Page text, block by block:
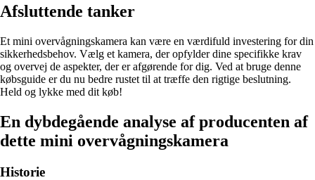
Afsluttende tanker
Et mini overvågningskamera kan være en værdifuld investering for din
sikkerhedsbehov. Vælg et kamera, der opfylder dine specifikke krav
og overvej de aspekter, der er afgørende for dig. Ved at bruge denne
købsguide er du nu bedre rustet til at træffe den rigtige beslutning.
Held og lykke med dit køb!
En dybdegående analyse af producenten af
dette mini overvågningskamera
Historie